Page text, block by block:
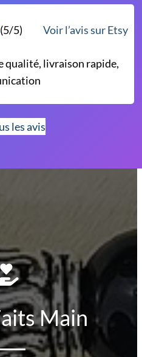
5)
Voir l’avis sur Etsy
qualité, livraison rapide,
les avis
Main